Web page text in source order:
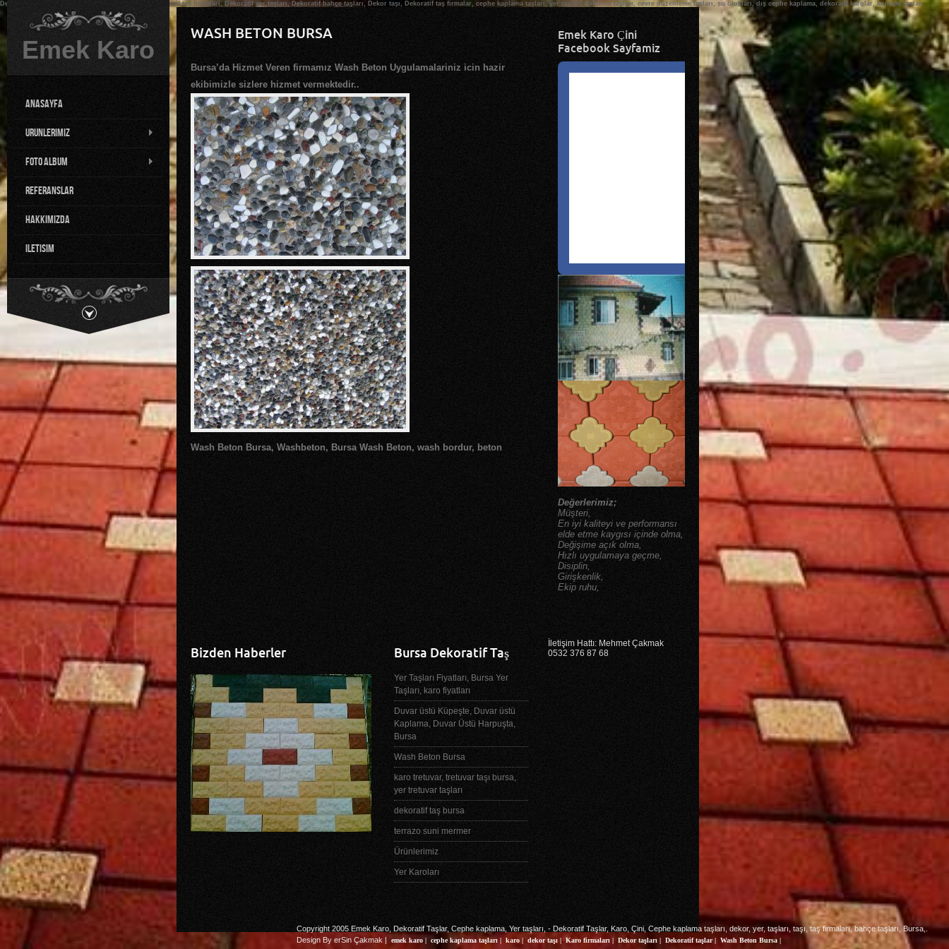
Dekoratif, Dekoratif taş, Dekoratif taşlar bursa, Dekoratif taş firmalari, Dekoratif yer taşları, Dekoratif bahçe taşları, Dekor taşı, Dekoratif taş firmalar, cephe kaplama taşları, yer taşları, kaldırım taşları, cevre düzenleme taşları, su olukları, dış cephe kaplama, dekoratif karolar, küpeşte taşları,
Emek Karo
AnaSayfa
Urunlerimiz
Foto Album
Referanslar
HakkImIzda
iletisim
WASH BETON BURSA
Bursa’da Hizmet Veren firmamız Wash Beton Uygulamalariniz icin hazir
ekibimizle sizlere hizmet vermektedir..
Wash Beton Bursa, Washbeton, Bursa Wash Beton, wash bordur, beton
Emek Karo Çini
Facebook Sayfamiz
Değerlerimiz;
Müşteri,
En iyi kaliteyi ve performansı
elde etme kaygısı içinde olma,
Değişime açık olma,
Hızlı uygulamaya geçme,
Disiplin,
Girişkenlik,
Ekip ruhu,
Bizden Haberler Bursa Dekoratif Taş
Yer Taşları Fiyatları, Bursa Yer
Taşları, karo fiyatları
Duvar üstü Küpeşte, Duvar üstü
Kaplama, Duvar Üstü Harpuşta,
Bursa
Wash Beton Bursa
karo tretuvar, tretuvar taşı bursa,
yer tretuvar taşları
dekoratif taş bursa
terrazo suni mermer
Ürünlerimiz
Yer Karoları
İletişim Hattı: Mehmet Çakmak
0532 376 87 68
Copyright 2005 Emek Karo, Dekoratif Taşlar, Cephe kaplama, Yer taşları, - Dekoratif Taşlar, Karo, Çini, Cephe kaplama taşları, dekor, yer, taşları, taşı, taş firmaları, bahçe taşları, Bursa,.
Design By erSin Çakmak | emek karo | cephe kaplama taşları | karo | dekor taşı | Karo firmaları | Dekor taşları | Dekoratif taşlar| Wash Beton Bursa |